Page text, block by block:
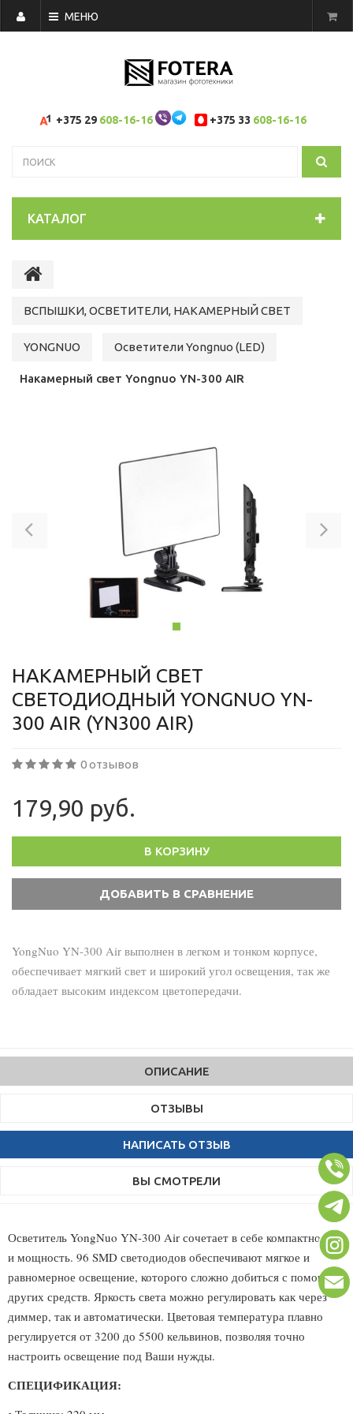
МЕНЮ
+375 29 608-16-16 +375 33 608-16-16
КАТАЛОГ
ВСПЫШКИ, ОСВЕТИТЕЛИ, НАКАМЕРНЫЙ СВЕТ
YONGNUO Осветители Yongnuo (LED)
Накамерный свет Yongnuo YN-300 AIR
НАКАМЕРНЫЙ СВЕТ
СВЕТОДИОДНЫЙ YONGNUO YN-
300 AIR (YN300 AIR)
0 отзывов
179,90 руб.
В КОРЗИНУ
YongNuo YN-300 Air выполнен в легком и тонком корпусе,
обеспечивает мягкий свет и широкий угол освещения, так же
обладает высоким индексом цветопередачи.
ОПИСАНИЕ
ОТЗЫВЫ
НАПИСАТЬ ОТЗЫВ
ВЫ СМОТРЕЛИ
Осветитель YongNuo YN-300 Air сочетает в себе компактность
и мощность. 96 SMD светодиодов обеспечивают мягкое и
равномерное освещение, которого сложно добиться с помощью
других средств. Яркость света можно регулировать как через
диммер, так и автоматически. Цветовая температура плавно
регулируется от 3200 до 5500 кельвинов, позволяя точно
настроить освещение под Ваши нужды.
СПЕЦИФИКАЦИЯ: